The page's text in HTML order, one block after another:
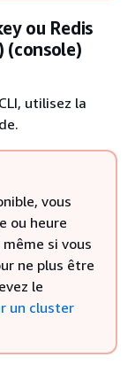
ou Redis
(console)
utilisez la
vous
ou heure
si vous
ne plus être
le
un cluster